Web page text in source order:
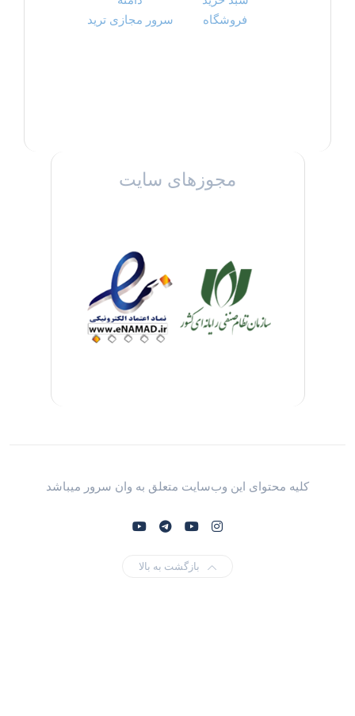
فروشگاه
سرور مجازی ترید
مجوزهای سایت
کلیه محتوای این وب‌سایت متعلق به وان سرور میباشد
بازگشت به بالا